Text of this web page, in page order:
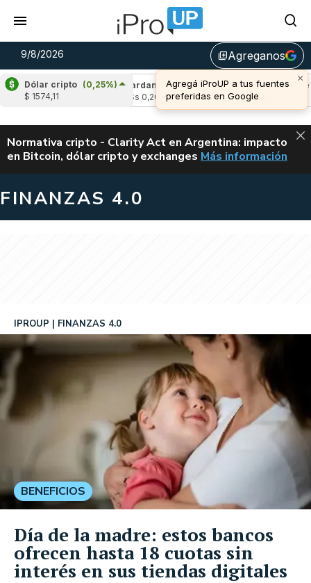
9/8/2026 library_addAgreganos
×
Agregá iProUP a tus fuentes
preferidas en Google
Dólar cripto (0,25%)
$ 1574,11
Cardano
(-1,54%)
u$s 0,20
Avalanche
(-
u$s 6,46
ALERTA
Normativa cripto - Clarity Act en Argentina: impacto
en Bitcoin, dólar cripto y exchanges CLARITY ACT EN
Más información
FINANZAS 4.0
IPROUP FINANZAS 4.0
BENEFICIOS
Día de la madre: estos bancos
ofrecen hasta 18 cuotas sin
interés en sus tiendas digitales